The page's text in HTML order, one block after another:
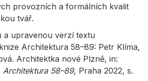
provozních a formálních kvalit
tvář.
a upravenou verzí textu
Architektura 58–89: Petr Klíma,
Architektka nové Plzně, in:
Architektura 58–89, Praha 2022, s.